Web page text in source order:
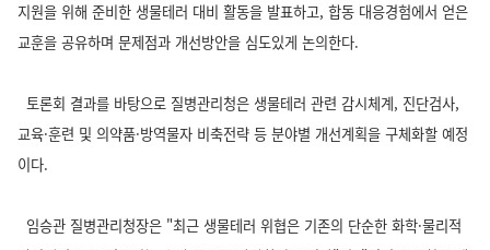
지원을 위해 준비한 생물테러 대비 활동을 발표하고, 합동 대응경험에서 얻은
교훈을 공유하며 문제점과 개선방안을 심도있게 논의한다.
토론회 결과를 바탕으로 질병관리청은 생물테러 관련 감시체계, 진단검사,
교육·훈련 및 의약품·방역물자 비축전략 등 분야별 개선계획을 구체화할 예정
이다.
임승관 질병관리청장은 "최근 생물테러 위협은 기존의 단순한 화학·물리적